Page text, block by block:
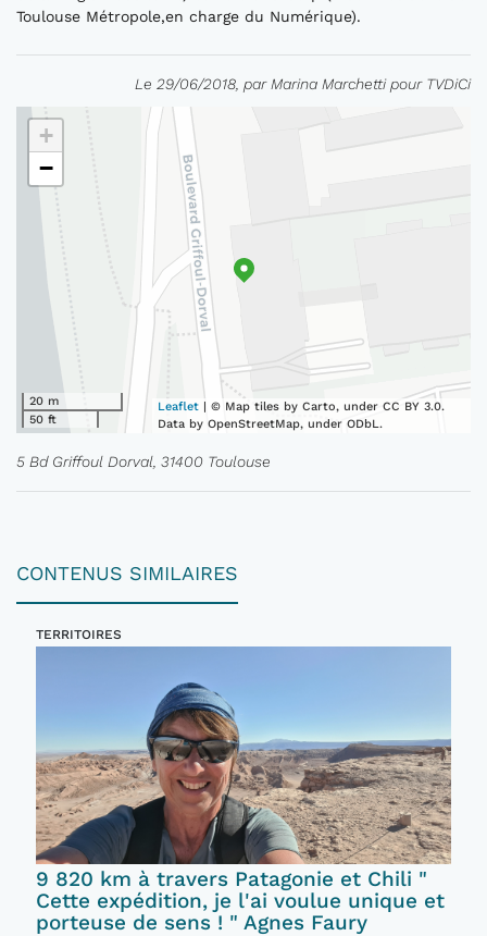
Toulouse Métropole,en charge du Numérique).
Le 29/06/2018, par Marina Marchetti pour TVDiCi
+
−
20 m
50 ft
Leaflet | © Map tiles by Carto, under CC BY 3.0.
Data by OpenStreetMap, under ODbL.
5 Bd Griffoul Dorval, 31400 Toulouse
CONTENUS SIMILAIRES
TERRITOIRES
9 820 km à travers Patagonie et Chili "
Cette expédition, je l'ai voulue unique et
porteuse de sens ! " Agnes Faury